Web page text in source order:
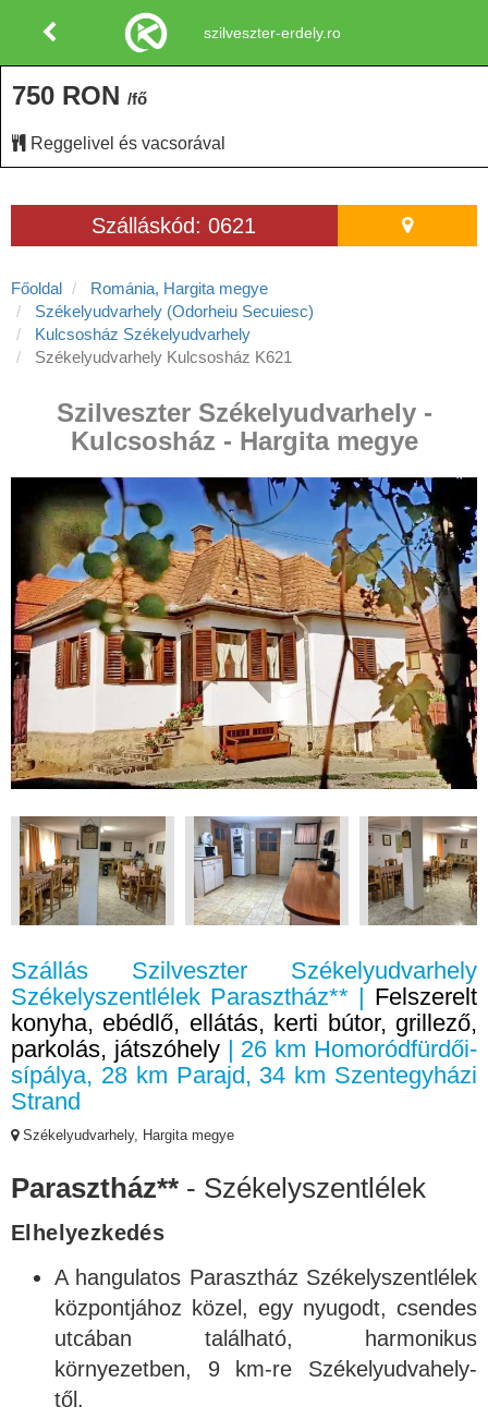
Szálláskód: 0621
Főoldal
Románia, Hargita megye
Székelyudvarhely (Odorheiu Secuiesc)
Kulcsosház Székelyudvarhely
Székelyudvarhely Kulcsosház K621
Szilveszter Székelyudvarhely -
Kulcsosház - Hargita megye
Szállás Szilveszter Székelyudvarhely
Székelyszentlélek Parasztház** | Felszerelt
konyha, ebédlő, ellátás, kerti bútor, grillező,
parkolás, játszóhely| 26 km Homoródfürdői-
sípálya, 28 km Parajd, 34 km Szentegyházi
Strand
Székelyudvarhely, Hargita megye
Parasztház** - Székelyszentlélek
Elhelyezkedés
A hangulatos Parasztház Székelyszentlélek
központjához közel, egy nyugodt, csendes
utcában található, harmonikus
környezetben, 9 km-re Székelyudvahely-
től.
750 RON /fő
Reggelivel és vacsorával
szilveszter-erdely.ro